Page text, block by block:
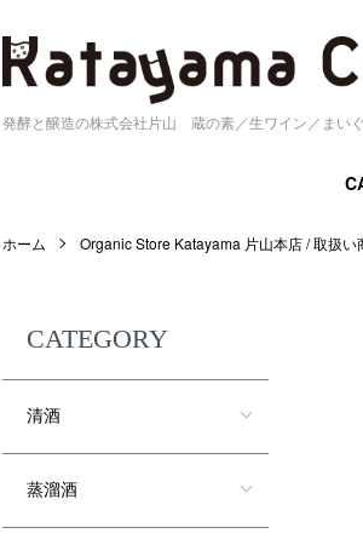
発酵と醸造の株式会社片山 蔵の素／生ワイン／まい
ホーム Organic Store Katayama 片山本店 / 取扱い
CATEGORY
清酒
蒸溜酒